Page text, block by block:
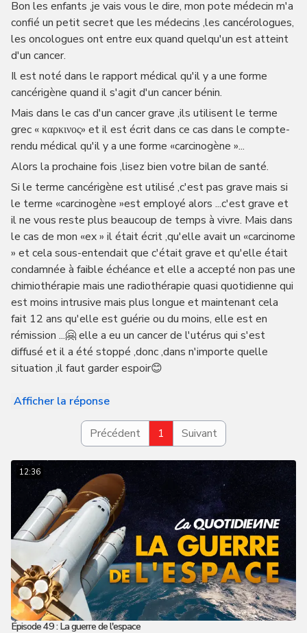
Bon les enfants ,je vais vous le dire, mon pote médecin m'a
confié un petit secret que les médecins ,les cancérologues,
les oncologues ont entre eux quand quelqu'un est atteint
d'un cancer.
Il est noté dans le rapport médical qu'il y a une forme
cancérigène quand il s'agit d'un cancer bénin.
Mais dans le cas d'un cancer grave ,ils utilisent le terme
grec « καρκινος» et il est écrit dans ce cas dans le compte-
rendu médical qu'il y a une forme «carcinogène »...
Alors la prochaine fois ,lisez bien votre bilan de santé.
Si le terme cancérigène est utilisé ,c'est pas grave mais si
le terme «carcinogène »est employé alors ...c'est grave et
il ne vous reste plus beaucoup de temps à vivre. Mais dans
le cas de mon «ex » il était écrit ,qu'elle avait un «carcinome
» et cela sous-entendait que c'était grave et qu'elle était
condamnée à faible échéance et elle a accepté non pas une
chimiothérapie mais une radiothérapie quasi quotidienne qui
est moins intrusive mais plus longue et maintenant cela
fait 12 ans qu'elle est guérie ou du moins, elle est en
rémission ...🤗 elle a eu un cancer de l'utérus qui s'est
diffusé et il a été stoppé ,donc ,dans n'importe quelle
situation ,il faut garder espoir😊
Afficher la réponse
Précédent 1 Suivant
12:36
Épisode 49 : La guerre de l'espace